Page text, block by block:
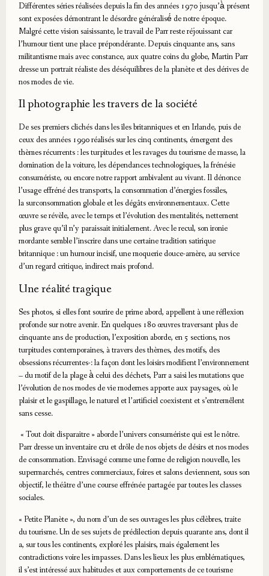
Différentes séries réalisées depuis la fin des années 1970 jusqu’à̀ présent
sont exposées démontrant le désordre généralisé́ de notre époque.
Malgré cette vision saisissante, le travail de Parr reste réjouissant car
l’humour tient une place prépondérante. Depuis cinquante ans, sans
militantisme mais avec constance, aux quatre coins du globe, Martin Parr
dresse un portrait réaliste des déséquilibres de la planète et des dérives de
nos modes de vie.
Il photographie les travers de la société
De ses premiers clichés dans les îles britanniques et en Irlande, puis de
ceux des années 1990 réalisés sur les cinq continents, émergent des
thèmes récurrents : les turpitudes et les ravages du tourisme de masse, la
domination de la voiture, les dépendances technologiques, la frénésie
consumériste, ou encore notre rapport ambivalent au vivant. Il dénonce
l’usage effréné des transports, la consommation d’énergies fossiles,
la surconsommation globale et les dégâts environnementaux. Cette
œuvre se révèle, avec le temps et l’évolution des mentalités, nettement
plus grave qu’il n’y paraissait initialement. Avec le recul, son ironie
mordante semble l’inscrire dans une certaine tradition satirique
britannique : un humour incisif, une moquerie douce-amère, au service
d’un regard critique, indirect mais profond.
Une réalité tragique
Ses photos, si elles font sourire de prime abord, appellent à une réflexion
profonde sur notre avenir. En quelques 180 œuvres traversant plus de
cinquante ans de production, l’exposition aborde, en 5 sections, nos
turpitudes contemporaines, à travers des thèmes, des motifs, des
obsessions récurrentes-: la façon dont les loisirs modifient l’environnement
– du motif de la plage à̀ celui des déchets, Parr a saisi les mutations que
l’évolution de nos modes de vie modernes apporte aux paysages, où le
plaisir et le gaspillage, le naturel et l’artificiel coexistent et s’entremêlent
sans cesse.
« Tout doit disparaitre » aborde l’univers consumériste qui est le nôtre.
Parr dresse un inventaire cru et drôle de nos objets de désirs et nos modes
de consommation. Envisagé comme une forme de religion nouvelle, les
supermarchés, centres commerciaux, foires et salons deviennent, sous son
objectif, le théâtre d’une course effrénée partagée par toutes les classes
sociales.
« Petite Planète », du nom d’un de ses ouvrages les plus célèbres, traite
du tourisme. Un de ses sujets de prédilection depuis quarante ans, dont il
a, sur tous les continents, exploré les plaisirs, mais également les
contradictions voire les impasses. Dans les lieux les plus emblématiques,
il s’est intéressé aux habitudes et aux comportements de ce tourisme